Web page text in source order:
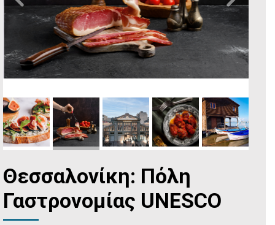
Θεσσαλονίκη: Πόλη
Γαστρονομίας UNESCO